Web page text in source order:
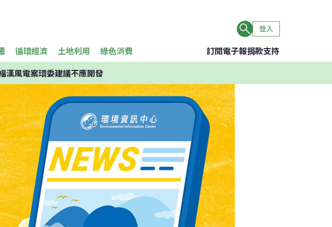
登入
循環經濟 土地利用 綠色消費 訂閱電子報捐款支持
漢風電案環委建議不應開發